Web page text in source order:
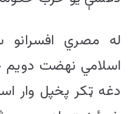
له مصري افسرانو
اسلامي نهضت دویم
دغه ټکر پخپل وار